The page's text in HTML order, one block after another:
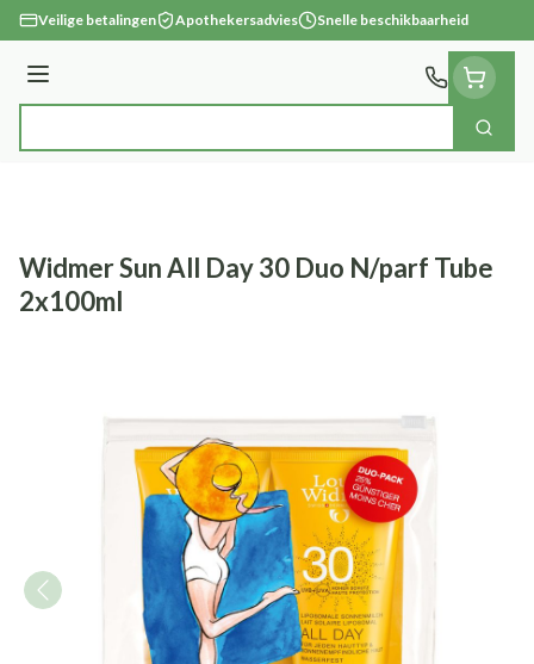
Ga naar de inhoud
Veilige betalingen Apothekersadvies Snelle beschikbaarheid
Menu
Zoek
Widmer Sun All Day 30 Duo N/parf Tube
2x100ml